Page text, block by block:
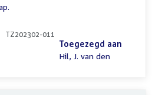
TZ202302-011
Toegezegd aan
Hil, J. van den